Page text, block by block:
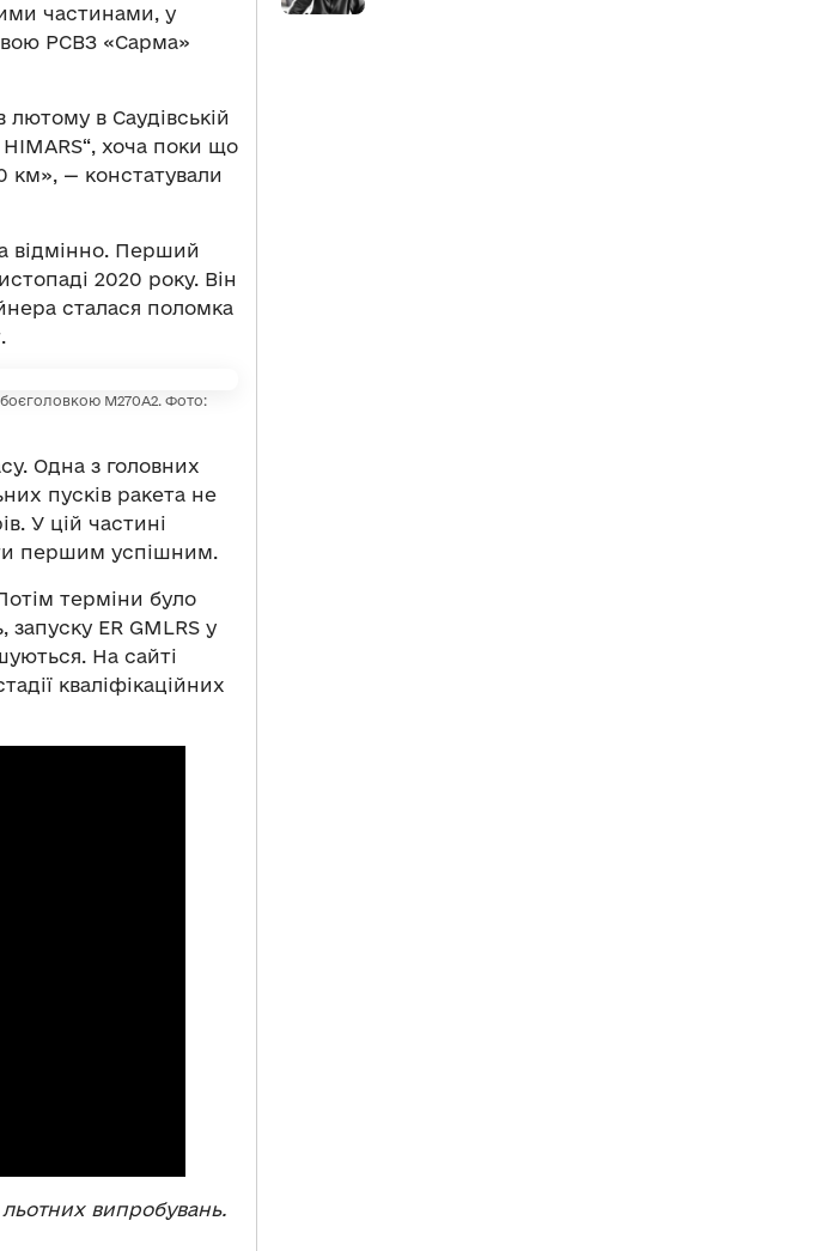
частинами, у
РСВЗ «Сарма»
лютому в Саудівській
хоча поки що
км», — констатували
відмінно. Перший
2020 року. Він
сталася поломка
M270A2. Фото:
Одна з головних
пусків ракета не
У цій частині
першим успішним.
терміни було
ER GMLRS у
На сайті
кваліфікаційних
випробувань.